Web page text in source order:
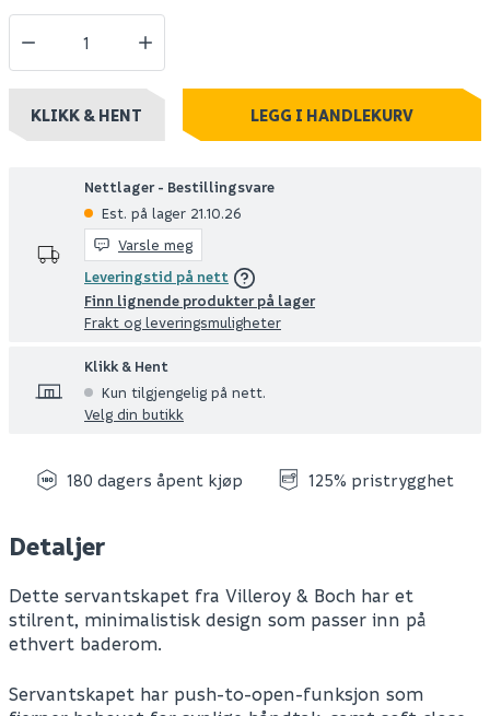
KLIKK & HENT LEGG I HANDLEKURV
Nettlager - Bestillingsvare
Est. på lager 21.10.26
Varsle meg
Leveringstid på nett
Finn lignende produkter på lager
Frakt og leveringsmuligheter
Klikk & Hent
Kun tilgjengelig på nett.
Velg din butikk
180 dagers åpent kjøp 125% pristrygghet
Detaljer
Dette servantskapet fra Villeroy & Boch har et
stilrent, minimalistisk design som passer inn på
ethvert baderom.
Servantskapet har push-to-open-funksjon som